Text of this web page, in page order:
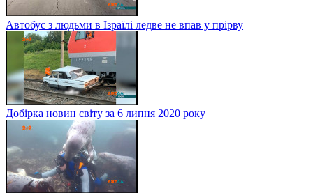
Автобус з людьми в Ізраїлі ледве не впав у прірву
Добірка новин світу за 6 липня 2020 року